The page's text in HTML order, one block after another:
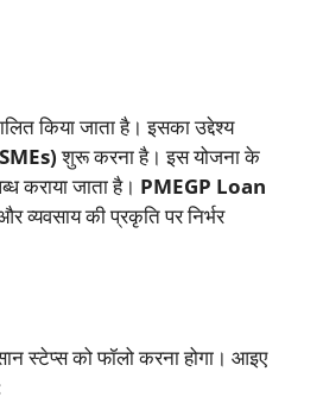
किया जाता है। इसका उद्देश्य
शुरू करना है। इस योजना के
कराया जाता है। PMEGP Loan
की प्रकृति पर निर्भर
स्टेप्स को फॉलो करना होगा। आइए